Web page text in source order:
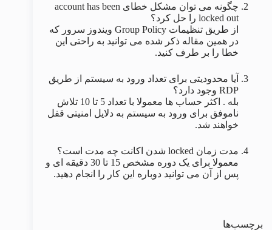
چگونه می توان مشکل خطای account has been
locked out را حل کرد؟
از طریق تنظیمات Group Policy ویندوز سرور که
در همین مقاله ذکر شده می توانید به راحتی این
خطا را بر طرف کنید.
آیا محدودیتی برای تعداد ورود به سیستم از طریق
RDP وجود دارد؟
بله . اکثر حساب ها معمولا با تعداد 5 تا 10 تلاش
ناموفق برای ورود به سیستم به دلایل امنیتی قفل
خواهند شد.
مدت زمان locked شدن اکانت چه مدت است؟
معمولا برای یک دوره مشخص 15 تا 30 دقیقه ای و
پس از آن می توانید دوباره این کار را انجام دهید.
برچسب‌ها